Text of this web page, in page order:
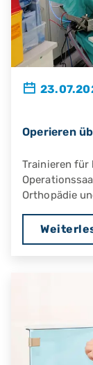
Operieren
Trainieren für
Orthopädie